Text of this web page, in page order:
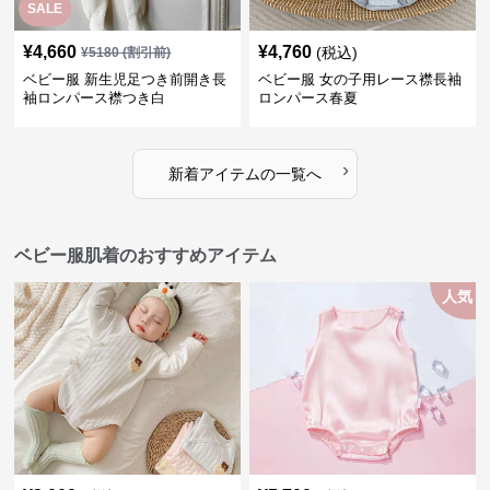
SALE
¥4,660 ¥5180(割引前)
ベビー服 新生児足つき前開き長
袖ロンパース襟つき白
¥4,760 (税込)
ベビー服 女の子用レース襟長袖
ロンパース春夏
新着アイテムの一覧へ ›
ベビー服肌着のおすすめアイテム
人気